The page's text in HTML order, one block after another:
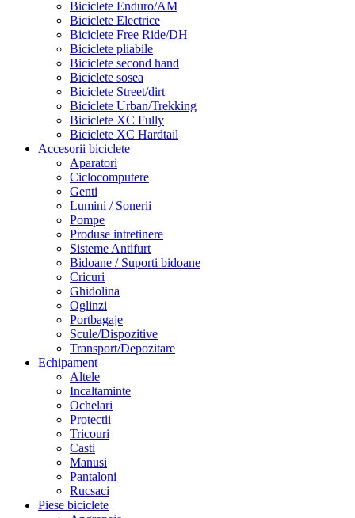
Biciclete Enduro/AM
Biciclete Electrice
Biciclete Free Ride/DH
Biciclete pliabile
Biciclete second hand
Biciclete sosea
Biciclete Street/dirt
Biciclete Urban/Trekking
Biciclete XC Fully
Biciclete XC Hardtail
Accesorii biciclete
Aparatori
Ciclocomputere
Genti
Lumini / Sonerii
Pompe
Produse intretinere
Sisteme Antifurt
Bidoane / Suporti bidoane
Cricuri
Ghidolina
Oglinzi
Portbagaje
Scule/Dispozitive
Transport/Depozitare
Echipament
Altele
Incaltaminte
Ochelari
Protectii
Tricouri
Casti
Manusi
Pantaloni
Rucsaci
Piese biciclete